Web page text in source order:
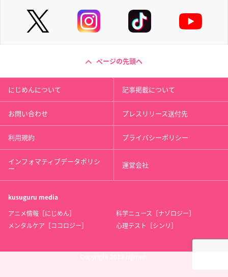
ページの先頭へ
にじめんについて 記事掲載について
お問い合わせ プレスリリース送付先
利用規約 プライバシーポリシー
インフォマティブデータポリシ
ー 運営会社
kusuguru media
アニメ情報［にじめん］
科学ニュース［ナゾロジー］
メンタルケア［ココロジー］
心理テスト［シンリ］